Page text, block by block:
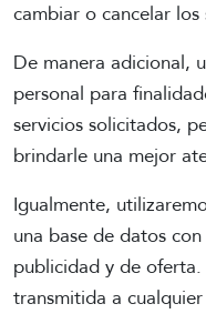
cambiar o cancelar los
De manera adicional,
personal para
servicios solicitados,
brindarle una mejor
Igualmente,
una base de datos
publicidad y de
transmitida a